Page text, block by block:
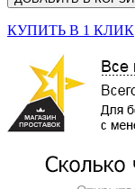
КУПИТЬ В 1 КЛИК